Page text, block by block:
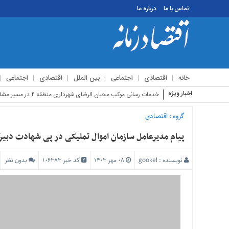
تماس با ما درباره ما
خانه اقتصادی اجتماعی بین الملل اقتصادی اجتماعی
تماس
ما
درباره
اخبار ویژه استقبا
گروه :اقتصادی
پیام مدیرعامل سازمان اموال تملیکی در پی شهادت
نویسنده : gookel کد خبر 106383 بدون نظر